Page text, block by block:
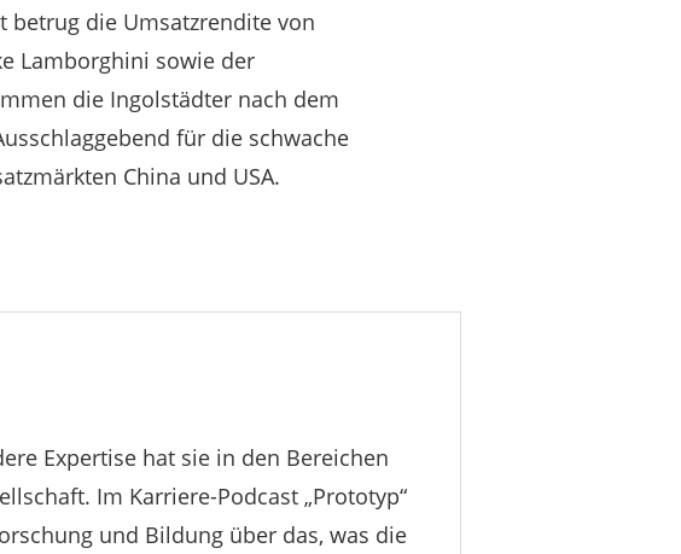
betrug die Umsatzrendite von
Lamborghini sowie der
die Ingolstädter nach dem
für die schwache
China und USA.
Expertise hat sie in den Bereichen
Im Karriere-Podcast „Prototyp“
und Bildung über das, was die